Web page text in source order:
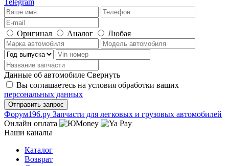
Оригинал Аналог Любая
Данные об автомобиле Свернуть
Вы соглашаетесь на условия обработки ваших
персональных данных
Фoрум196.ру Запчасти для легковых и грузовых автомобилей
Онлайн оплата
Наши каналы
Каталог
Возврат